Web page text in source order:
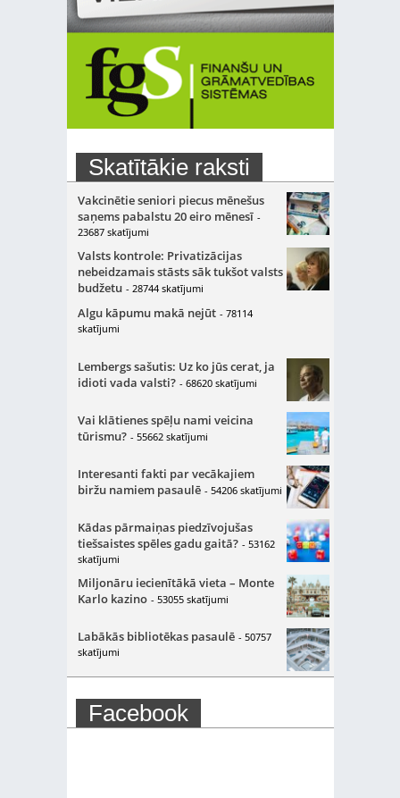
Skatītākie raksti
Vakcinētie seniori piecus mēnešus
saņems pabalstu 20 eiro mēnesī -
23687 skatījumi
Valsts kontrole: Privatizācijas
nebeidzamais stāsts sāk tukšot valsts
budžetu - 28744 skatījumi
Algu kāpumu makā nejūt - 78114
skatījumi
Lembergs sašutis: Uz ko jūs cerat, ja
idioti vada valsti? - 68620 skatījumi
Vai klātienes spēļu nami veicina
tūrismu? - 55662 skatījumi
Interesanti fakti par vecākajiem
biržu namiem pasaulē - 54206 skatījumi
Kādas pārmaiņas piedzīvojušas
tiešsaistes spēles gadu gaitā? - 53162
skatījumi
Miljonāru iecienītākā vieta – Monte
Karlo kazino - 53055 skatījumi
Labākās bibliotēkas pasaulē - 50757
skatījumi
Facebook